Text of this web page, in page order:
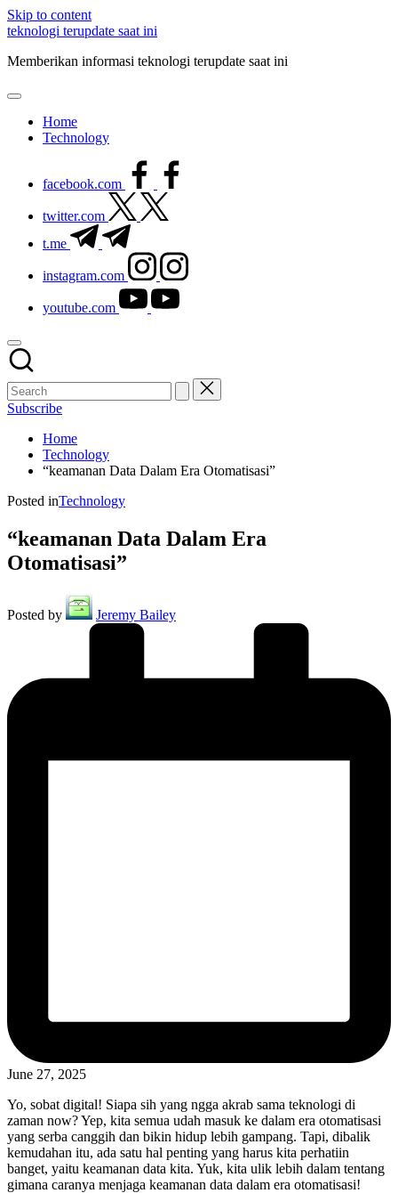
Skip to content
teknologi terupdate saat ini
Memberikan informasi teknologi terupdate saat ini
Home
Technology
facebook.com
twitter.com
t.me
instagram.com
youtube.com
Subscribe
Home
Technology
“keamanan Data Dalam Era Otomatisasi”
Posted inTechnology
“keamanan Data Dalam Era
Otomatisasi”
Posted by Jeremy Bailey
June 27, 2025
Yo, sobat digital! Siapa sih yang ngga akrab sama teknologi di
zaman now? Yep, kita semua udah masuk ke dalam era otomatisasi
yang serba canggih dan bikin hidup lebih gampang. Tapi, dibalik
kemudahan itu, ada satu hal penting yang harus kita perhatiin
banget, yaitu keamanan data kita. Yuk, kita ulik lebih dalam tentang
gimana caranya menjaga keamanan data dalam era otomatisasi!